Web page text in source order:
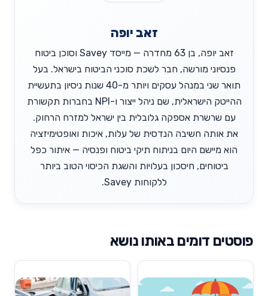
זאב יופה
זאב יופה, בן 63 מחדרה — מייסד Savey וסוכן ביטוח
פנסיוני מורשה, חבר לשכת סוכני הביטוח בישראל. בעל
תואר שני במנהל עסקים ויותר מ-40 שנות ניסיון בתעשיית
ההייטק הישראלית, שם ניהל ייצור ו-NPI בחברות תקשורת
עם שרשרת אספקה גלובלית בין ישראל למזרח הרחוק.
את אותה חשיבה הנדסית של עלות, איכות ואופטימיזציה
הוא מיישם היום בניתוח תיקי ביטוח ופנסיה — איתור כפל
ביטוחים, חיסכון בעלויות והשגת הכיסוי הטוב ביותר
ללקוחות Savey.
פוסטים דומים באותו נושא